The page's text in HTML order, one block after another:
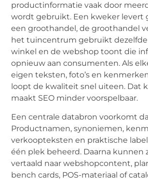
productinformatie vaak door
wordt gebruikt. Een kweker levert
een groothandel, de groothandel
het tuincentrum gebruikt
winkel en de webshop toont die
opnieuw aan consumenten. Als
eigen teksten, foto’s en
loopt de kwaliteit snel uiteen. Dat
maakt SEO minder voorspelbaar.
Een centrale databron voorkomt
Productnamen, synoniemen,
verkoopteksten en praktische
één plek beheerd. Daarna kunnen
vertaald naar webshopcontent,
bench cards, POS-materiaal of